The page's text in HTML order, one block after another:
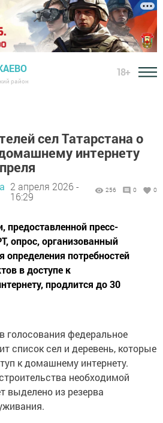
район
18+
сел Татарстана о
интернету
2 апреля 2026 -
16:29
256 0 0
предоставленной пресс-
опрос, организованный
потребностей
в доступе к
продлится до 30
голосования федеральное
список сел и деревень, которые
к домашнему интернету.
необходимой
выделено из резерва